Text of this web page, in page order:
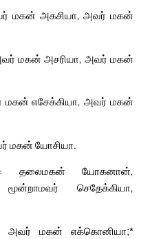
மகன் அகசியா, அவர் மகன்
மகன் அசரியா, அவர் மகன்
எசேக்கியா, அவர் மகன்
யோசியா.
தலைமகன் யோகனான்,
செதேக்கியா,
அவர் மகன் எக்கொனியா;*